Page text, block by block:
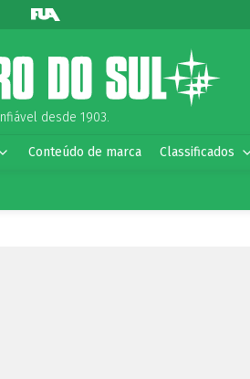
desde 1903.
Conteúdo de marca Classificados